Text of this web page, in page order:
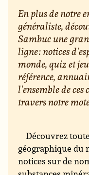
En plus de notre
généraliste,
Sambuc une
ligne : notices
monde, quiz et
référence,
l'ensemble de ces
travers notre
Découvrez
géographique du
notices sur de